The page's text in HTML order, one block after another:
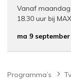
Vanaf
18.30 uur bij
ma 9
Programma’s Tv